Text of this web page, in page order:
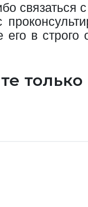
связаться
в строго